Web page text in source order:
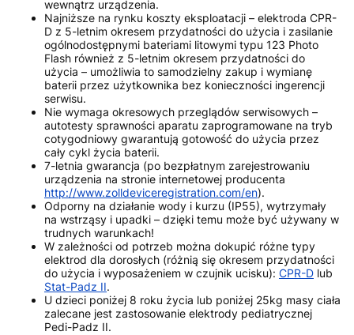
wewnątrz urządzenia.
Najniższe na rynku koszty eksploatacji – elektroda CPR-
D z 5-letnim okresem przydatności do użycia i zasilanie
ogólnodostępnymi bateriami litowymi typu 123 Photo
Flash również z 5-letnim okresem przydatności do
użycia – umożliwia to samodzielny zakup i wymianę
baterii przez użytkownika bez konieczności ingerencji
serwisu.
Nie wymaga okresowych przeglądów serwisowych –
autotesty sprawności aparatu zaprogramowane na tryb
cotygodniowy gwarantują gotowość do użycia przez
cały cykl życia baterii.
7-letnia gwarancja (po bezpłatnym zarejestrowaniu
urządzenia na stronie internetowej producenta
http://www.zolldeviceregistration.com/en).
Odporny na działanie wody i kurzu (IP55), wytrzymały
na wstrząsy i upadki – dzięki temu może być używany w
trudnych warunkach!
W zależności od potrzeb można dokupić różne typy
elektrod dla dorosłych (różnią się okresem przydatności
do użycia i wyposażeniem w czujnik ucisku): CPR-D lub
Stat-Padz II.
U dzieci poniżej 8 roku życia lub poniżej 25kg masy ciała
zalecane jest zastosowanie elektrody pediatrycznej
Pedi-Padz II.